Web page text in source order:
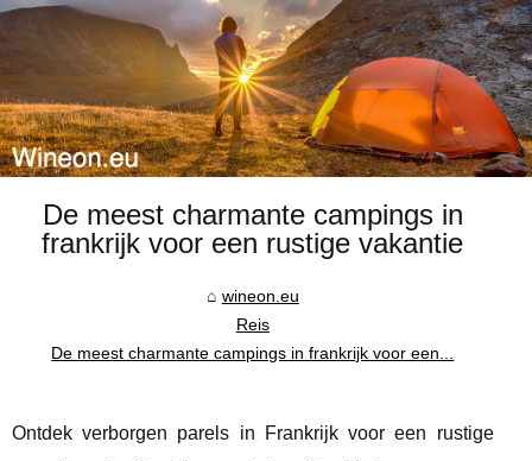
De meest charmante campings in
frankrijk voor een rustige vakantie
wineon.eu
Reis
De meest charmante campings in frankrijk voor een...
Ontdek verborgen parels in Frankrijk voor een rustige